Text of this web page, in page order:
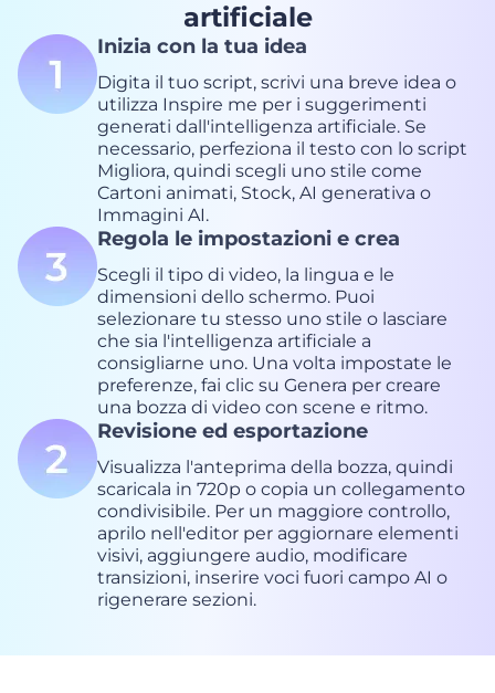
artificiale
Inizia con la tua idea
Digita il tuo script, scrivi una breve idea o
utilizza Inspire me per i suggerimenti
generati dall'intelligenza artificiale. Se
necessario, perfeziona il testo con lo script
Migliora, quindi scegli uno stile come
Cartoni animati, Stock, AI generativa o
Immagini AI.
Regola le impostazioni e crea
Scegli il tipo di video, la lingua e le
dimensioni dello schermo. Puoi
selezionare tu stesso uno stile o lasciare
che sia l'intelligenza artificiale a
consigliarne uno. Una volta impostate le
preferenze, fai clic su Genera per creare
una bozza di video con scene e ritmo.
Revisione ed esportazione
Visualizza l'anteprima della bozza, quindi
scaricala in 720p o copia un collegamento
condivisibile. Per un maggiore controllo,
aprilo nell'editor per aggiornare elementi
visivi, aggiungere audio, modificare
transizioni, inserire voci fuori campo AI o
rigenerare sezioni.